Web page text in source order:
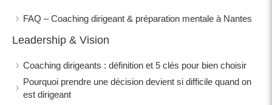
FAQ – Coaching dirigeant & préparation mentale à Nantes
Leadership & Vision
Coaching dirigeants : définition et 5 clés pour bien choisir
Pourquoi prendre une décision devient si difficile quand on
est dirigeant